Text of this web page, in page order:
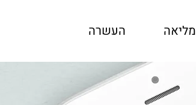
העשרה מליאה